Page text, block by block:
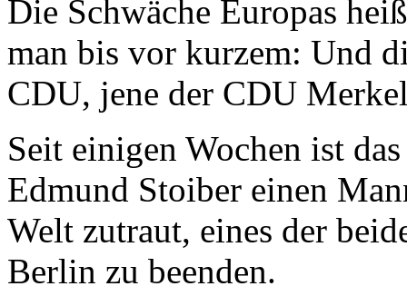
Die Schwäche Europas
man bis vor kurzem: Und
CDU, jene der CDU
Seit einigen Wochen ist
Edmund Stoiber einen
Welt zutraut, eines der
Berlin zu beenden.